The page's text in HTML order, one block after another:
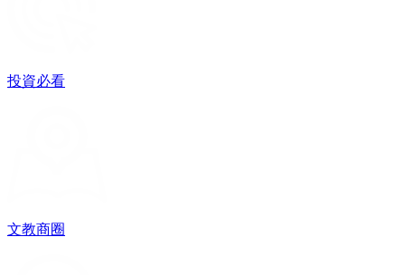
投資必看
文教商圈